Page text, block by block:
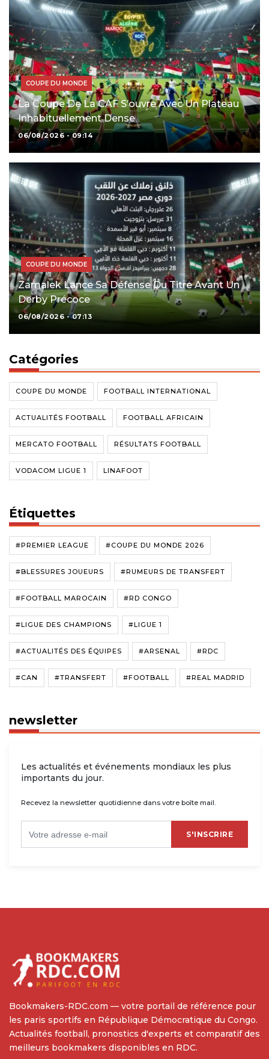
COUPE DU MONDE
La Coupe De La CAF S’ouvre Avec Un Plateau
Inhabituellement Dense
06/08/2026 - 09:14
COUPE DU MONDE
Zamalek Lance Sa Défense Du Titre Avant Un
Derby Précoce
06/08/2026 - 07:13
Catégories
COUPE DU MONDE FOOTBALL INTERNATIONAL
ACTUALITÉS FOOTBALL FOOTBALL AFRICAIN
MERCATO FOOTBALL RÉSULTATS FOOTBALL
VODACOM LIGUE 1 LINAFOOT
Étiquettes
#PREMIER LEAGUE #COUPE DU MONDE 2026
#BLESSURES JOUEURS #RUMEURS DE TRANSFERT
#FOOTBALL MAROCAIN #RD CONGO
#LIGUE DES CHAMPIONS #LIGUE 1
#ACTUALITÉS DES ÉQUIPES #ARSENAL #RDC
#CAN #TRANSFERT #FOOTBALL #REAL MADRID
newsletter
Les actualités et événements mondiaux les plus
importants du jour.
Recevez la newsletter quotidienne dans votre boîte mail.
S'INSCRIRE
Bookmakers-RDC.com — votre portail de référence pour
les paris sportifs en République Démocratique du Congo.
Actualités football, pronostics d'experts et comparatif des
meilleurs bookmakers disponibles en RDC.